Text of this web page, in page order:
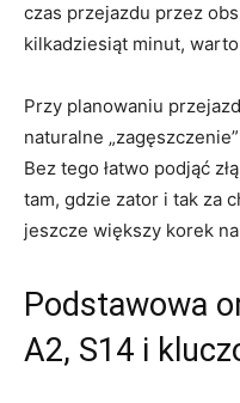
czas przejazdu przez
kilkadziesiąt minut,
Przy planowaniu
naturalne
Bez tego łatwo podjąć
tam, gdzie zator i tak za
jeszcze większy korek
Podstawowa
A2, S14 i